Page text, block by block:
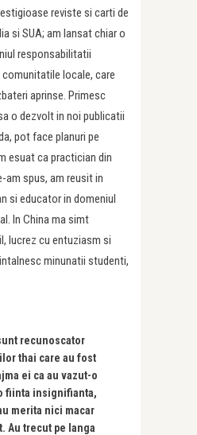
reviste si carti de
si SUA; am lansat chiar o
responsabilitatii
locale, care
aprinse. Primesc
o dezvolt in noi publicatii
pot face planuri pe
esuat ca practician din
am spus, am reusit in
si educator in domeniul
In China ma simt
lucrez cu entuziasm si
minunatii studenti,
recunoscator
thai care au fost
ei ca au vazut-o
fiinta insignifianta,
merita nici macar
Au trecut pe langa